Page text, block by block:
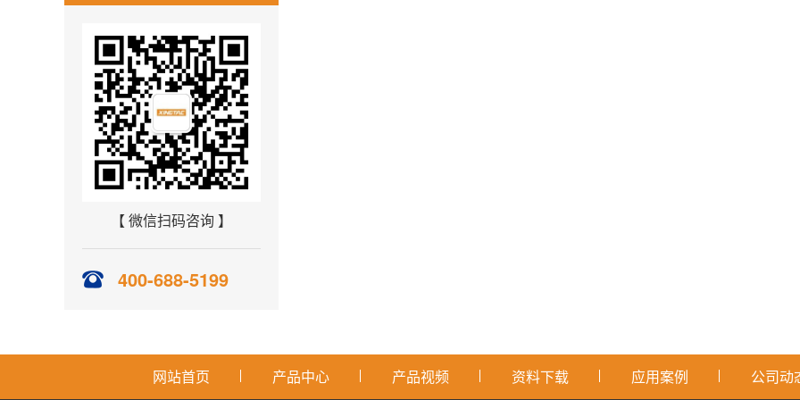
【 微信扫码咨询 】
400-688-5199
网站首页 产品中心 产品视频 资料下载 应用案例 公司动